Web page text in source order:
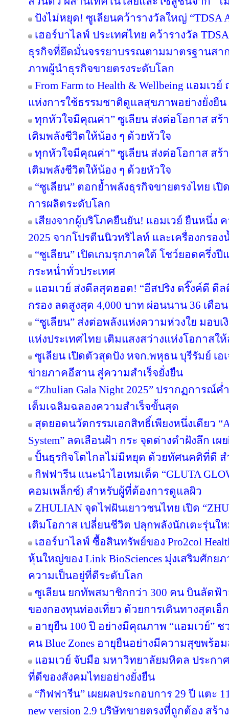
ปังไม่หยุด! ซูเลียนคว้ารางวัลใหญ่ “TDSA
เฮอร์บาไลฟ์ ประเทศไทย คว้ารางวัล
ธุรกิจที่ยึดมั่นจรรยาบรรณตามมาตรฐานสา
ภาพผู้นำธุรกิจขายตรงระดับโลก
From Farm to Health & Wellbeing แอมเ
แห่งการใช้ธรรมชาติดูแลสุขภาพอย่างยั่งยืน
ทุกหัวใจมีคุณค่า” ซูเลียน ส่งต่อโอกาส สร้
เติมพลังชีวิตให้น้อง ๆ ด้วยหัวใจ
ทุกหัวใจมีคุณค่า” ซูเลียน ส่งต่อโอกาส สร้
เติมพลังชีวิตให้น้อง ๆ ด้วยหัวใจ
“ซูเลียน” ตอกย้ำพลังธุรกิจขายตรงไทย เ
การผลิตระดับโลก
เสียงจากผู้บริโภคยืนยัน! แอมเวย์ ยืนหนึ่ง ค
2025 จากโปรตีนนิวทริไลท์ และเครื่องกรอง
“ซูเลียน” เปิดเกมรุกภาคใต้ โชว์ยอดครึ่ง
กระหน่ำทั่วประเทศ
แอมเวย์ ส่งดีลสุดฮอต! “อีสปริง ดริ๊งค์ดี ดี
กรอง ลดสูงสุด 4,000 บาท ผ่อนนาน 36 เดือน
“ซูเลียน” ส่งต่อพลังแห่งความห่วงใย มอ
แห่งประเทศไทย เติมแสงสว่างแห่งโอกาสใ
ซูเลียน เปิดตัวสุดปัง หจก.พหุธน บุรีรัมย์ เอ
ข่ายภาคอีสาน สู่ความสำเร็จยั่งยืน
“Zhulian Gala Night 2025” ปรากฏการณ์
เต็มเฉลิมฉลองความสำเร็จขั้นสุด
สุดยอดนวัตกรรมเอกสิทธิ์เพียงหนึ่งเดียว
System” ลดเลือนฝ้า กระ จุดด่างดำฝังลึก เ
ปั้นธุรกิจโตไกลไม่มีหยุด ด้วยทัศนคติที่ดี ส
กิฟฟารีน แนะนำไอเทมเด็ด “GLUTA
คอมเพล็กซ์) สำหรับผู้ที่ต้องการดูแลผิว
ZHULIAN จุดไฟฝันเยาวชนไทย เปิด
เติมโอกาส เปลี่ยนชีวิต ปลุกพลังนักเตะรุ่น
เฮอร์บาไลฟ์ ซื้อสินทรัพย์ของ Pro2col
หุ้นใหญ่ของ Link BioSciences มุ่งเสริมศัก
ความเป็นอยู่ที่ดีระดับโลก
ซูเลียน ยกทัพสมาชิกกว่า 300 คน บินลัดฟ้
ของกองทุนท่องเที่ยว ด้วยการเดินทางสุดเ
อายุยืน 100 ปี อย่างมีคุณภาพ “แอมเวย์” ช
คน Blue Zones อายุยืนอย่างมีความสุขพร้อ
แอมเวย์ จับมือ มหาวิทยาลัยมหิดล ประกา
ที่ดีของสังคมไทยอย่างยั่งยืน
“กิฟฟารีน” เผยผลประกอบการ 29 ปี แตะ
new version 2.9 บริษัทขายตรงที่ถูกต้อง สร้